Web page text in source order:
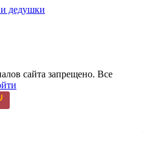
дедушки
сайта запрещено. Все